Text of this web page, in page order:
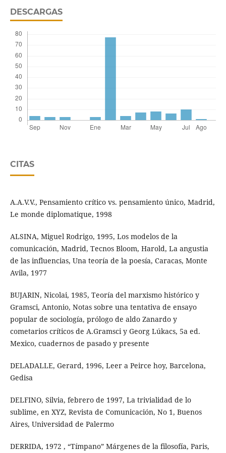
DESCARGAS
CITAS
A.A.V.V., Pensamiento crítico vs. pensamiento único, Madrid,
Le monde diplomatique, 1998
ALSINA, Miguel Rodrigo, 1995, Los modelos de la
comunicación, Madrid, Tecnos Bloom, Harold, La angustia
de las influencias, Una teoría de la poesía, Caracas, Monte
Avila, 1977
BUJARIN, Nicolai, 1985, Teoría del marxismo histórico y
Gramsci, Antonio, Notas sobre una tentativa de ensayo
popular de sociología, prólogo de aldo Zanardo y
cometarios críticos de A.Gramsci y Georg Lúkacs, 5a ed.
Mexico, cuadernos de pasado y presente
DELADALLE, Gerard, 1996, Leer a Peirce hoy, Barcelona,
Gedisa
DELFINO, Silvia, febrero de 1997, La trivialidad de lo
sublime, en XYZ, Revista de Comunicación, No 1, Buenos
Aires, Universidad de Palermo
DERRIDA, 1972 , “Tímpano” Márgenes de la filosofía, Paris,